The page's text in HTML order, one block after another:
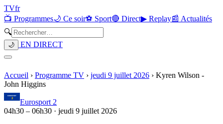
TVfr
📺 Programmes🌙 Ce soir⚽ Sport🔴 Direct▶ Replay📰 Actualités
🔍
🌙 EN DIRECT
Accueil › Programme TV › jeudi 9 juillet 2026 › Kyren Wilson -
John Higgins
Eurosport 2
04h30 – 06h30 · jeudi 9 juillet 2026